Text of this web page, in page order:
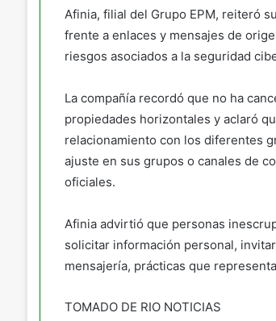
Afinia, filial del Grupo EPM, reiteró
frente a enlaces y mensajes de
riesgos asociados a la seguridad
La compañía recordó que no ha
propiedades horizontales y aclaró
relacionamiento con los diferentes
ajuste en sus grupos o canales de
oficiales.
Afinia advirtió que personas
solicitar información personal,
mensajería, prácticas que
TOMADO DE RIO NOTICIAS